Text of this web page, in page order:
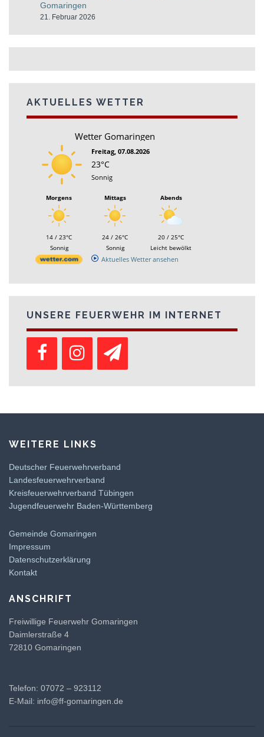
Gomaringen
21. Februar 2026
AKTUELLES WETTER
Wetter Gomaringen
Freitag, 07.08.2026
23°C
Sonnig
Morgens
14 / 23°C
Sonnig
Mittags
24 / 26°C
Sonnig
Abends
20 / 25°C
Leicht bewölkt
Aktuelles Wetter ansehen
UNSERE FEUERWEHR IM INTERNET
WEITERE LINKS
Deutscher Feuerwehrverband
Landesfeuerwehrverband
Kreisfeuerwehrverband Tübingen
Jugendfeuerwehr Baden-Württemberg
Gemeinde Gomaringen
Impressum
Datenschutzerklärung
Kontakt
ANSCHRIFT
Freiwillige Feuerwehr Gomaringen
Daimlerstraße 4
72810 Gomaringen
Telefon: 07072 – 923112
E-Mail: info@ff-gomaringen.de